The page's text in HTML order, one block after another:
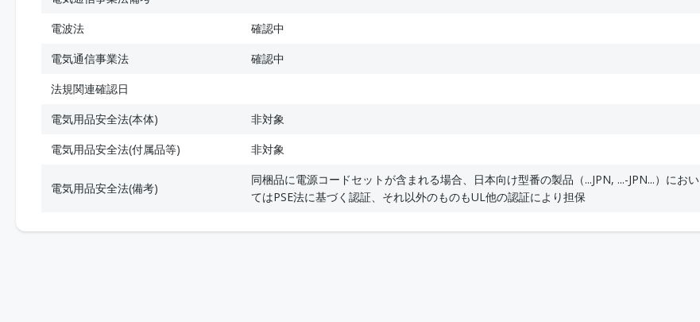
電波法
確認中
電気通信事業法
確認中
法規関連確認日
電気用品安全法(本体)
非対象
電気用品安全法(付属品等)
非対象
電気用品安全法(備考)
同梱品に電源コードセットが含まれる場合、日本向け型番の製品（...JPN, ...-JPN...）におい
てはPSE法に基づく認証、それ以外のものもUL他の認証により担保